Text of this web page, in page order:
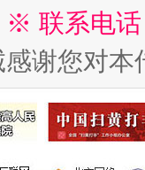
“
※ 联系电
谢您对